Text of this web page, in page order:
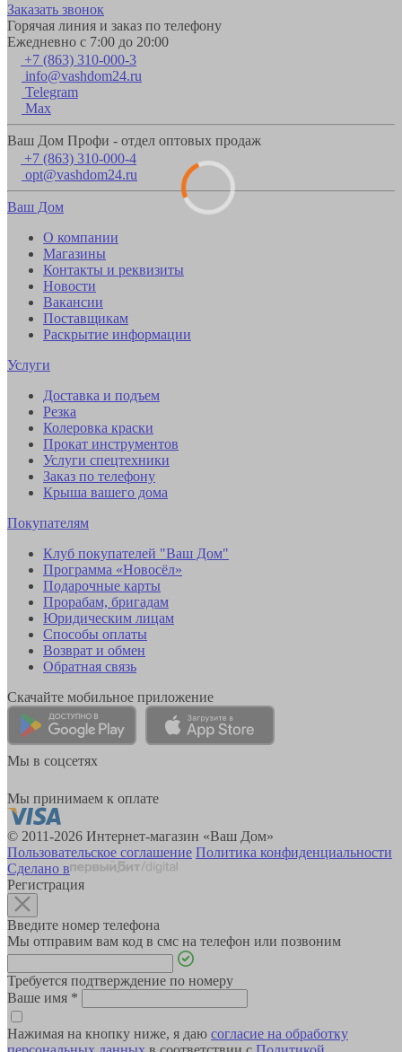
Заказать звонок
Горячая линия и заказ по телефону
Ежедневно с 7:00 до 20:00
+7 (863) 310-000-3
info@vashdom24.ru
Telegram
Max
Ваш Дом Профи - отдел оптовых продаж
+7 (863) 310-000-4
opt@vashdom24.ru
Ваш Дом
О компании
Магазины
Контакты и реквизиты
Новости
Вакансии
Поставщикам
Раскрытие информации
Услуги
Доставка и подъем
Резка
Колеровка краски
Прокат инструментов
Услуги спецтехники
Заказ по телефону
Крыша вашего дома
Покупателям
Клуб покупателей "Ваш Дом"
Программа «Новосёл»
Подарочные карты
Прорабам, бригадам
Юридическим лицам
Способы оплаты
Возврат и обмен
Обратная связь
Скачайте мобильное приложение
Мы в соцсетях
Мы принимаем к оплате
© 2011-2026 Интернет-магазин «Ваш Дом»
Пользовательское соглашение Политика конфиденциальности
Сделано в
Регистрация
Введите номер телефона
Мы отправим вам код в смс на телефон или позвоним
Требуется подтверждение по номеру
Ваше имя *
Нажимая на кнопку ниже, я даю согласие на обработку